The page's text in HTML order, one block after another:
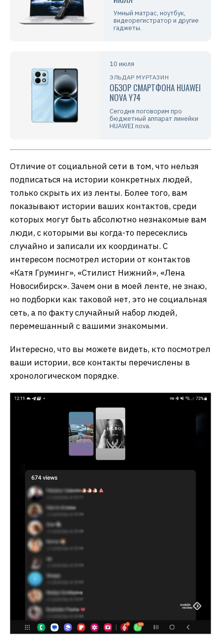
Умный матрас, ноутбук,
видеорегистратор и другие
гаджеты.
10 июля
ЭЛЬДАР МУРТАЗИН
ОБЗОР СМАРТФОНА HUAWEI
NOVA Y74
Сегодня поговорим про
бюджетный аппарат линейки
HUAWEI nova.
Отличие от социальной сети в том, что нельзя
подписаться на истории конкретных людей,
только скрыть их из ленты. Более того, вам
показывают истории ваших контактов, среди
которых могут быть абсолютно незнакомые вам
люди, с которыми вы когда-то пересеклись
случайно и записали их координаты. С
интересом посмотрел истории от контактов
«Катя Груминг», «Стилист Нижний», «Лена
Новосибирск». Зачем они в моей ленте, не знаю,
но подборки как таковой нет, это не социальная
сеть, а по факту случайный набор людей,
перемешанный с вашими знакомыми.
Интересно, что вы можете видеть, кто посмотрел
ваши истории, все контакты перечислены в
хронологическом порядке.